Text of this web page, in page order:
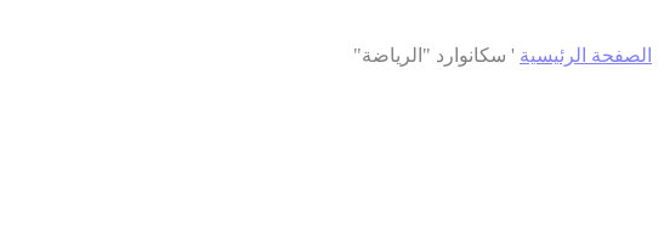
الصفحة الرئيسية ' سكانوارد "الرياضة"